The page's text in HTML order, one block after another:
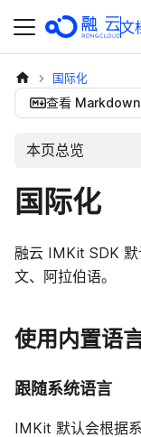
文
国际化
查看 Markdown
本页总览
国际化
融云 IMKit SDK 默
文、阿拉伯语。
使用内置语
跟随系统语言
IMKit 默认会根据